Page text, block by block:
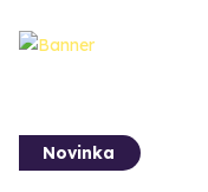
Novinka